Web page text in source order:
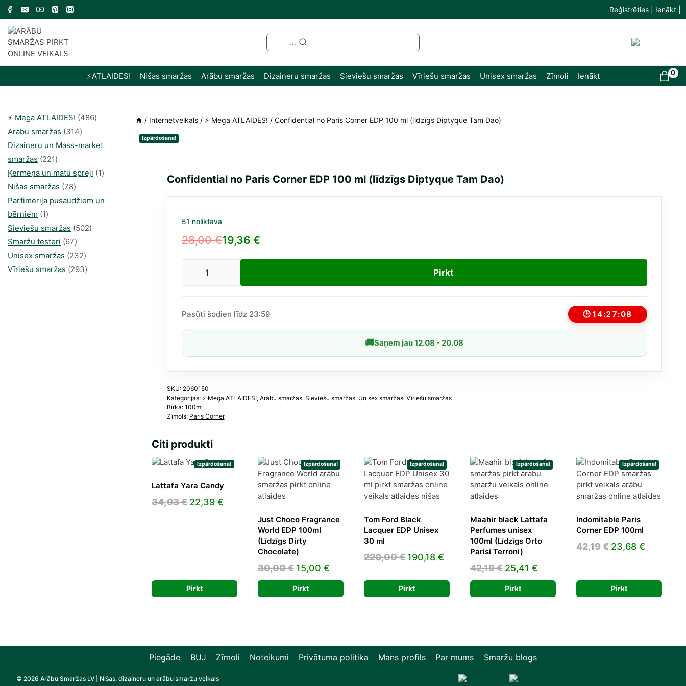
Skip
content
Reģistrēties | Ienākt |
⚡️ATLAIDES! Nišas smaržas Arābu smaržas Dizaineru smaržas Sieviešu smaržas Vīriešu smaržas Unisex smaržas Zīmoli Ienākt 0
/ Internetveikals / ⚡️ Mega ATLAIDES! / Confidential no Paris Corner EDP 100 ml (līdzīgs Diptyque Tam Dao)
Izpārdošana!
Confidential no Paris Corner EDP 100 ml (līdzīgs Diptyque Tam Dao)
51 noliktavā
28,00€
Original
19,36 €
Current
Corner
(līdzīgs
daudzums
Pirkt
Pasūti šodien līdz 23:59 🕒 14:27:07
🚚Saņem jau 12.08 - 20.08
SKU: 2060150
Kategorijas: ⚡️ Mega ATLAIDES!, Arābu smaržas, Sieviešu smaržas, Unisex smaržas, Vīriešu smaržas
Birka: 100ml
Zīmols: Paris Corner
Citi produkti
Izpārdošana!
Lattafa Yara Candy
34,93€ Original
22,39 €Current
22,39 €.
Pirkt
Izpārdošana!
Just Choco Fragrance
World EDP 100ml
(Līdzīgs Dirty
Chocolate)
30,00€ Original
price
was:
15,00 €Current
price
is:
Pirkt
Izpārdošana!
Tom Ford Black
Lacquer EDP Unisex
30 ml
220,00€ Original
was:
220,00 €.
190,18 €Current
is:
190,18 €.
Pirkt
Izpārdošana!
Maahir black Lattafa
Perfumes unisex
100ml (Līdzīgs Orto
Parisi Terroni)
42,19€ Original
price
was:
25,41 €Current
price
is:
Pirkt
Izpārdošana!
Indomitable Paris
Corner EDP 100ml
42,19€ Original
42,19 €.
23,68 €Current
Pirkt
⚡️ Mega ATLAIDES! 486486
Arābu smaržas 314314
produkti
Dizaineru un Mass-market
smaržas 221221
produkts
Ķermeņa un matu spreji 11
Nišas smaržas 7878
produkts
Parfimērija pusaudžiem un
bērniem 11
produkti
Sieviešu smaržas 502502
Smaržu testeri 6767
produkts
Unisex smaržas 232232
produkts
Vīriešu smaržas 293293
Piegāde BUJ Zīmoli Noteikumi Privātuma politika Mans profils Par mums Smaržu blogs
© 2026 Arābu Smaržas LV | Nišas, dizaineru un arābu smaržu veikals